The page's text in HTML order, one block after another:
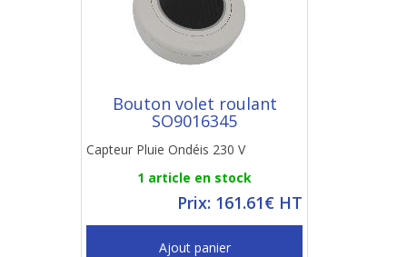
Bouton volet roulant
SO9016345
Capteur Pluie Ondéis 230 V
1 article en stock
Prix: 161.61€ HT
Ajout panier